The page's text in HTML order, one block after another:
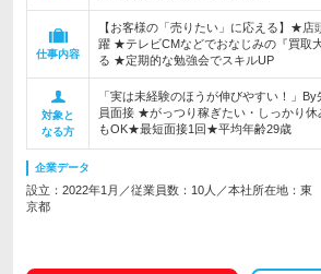
仕事内容
【お客様の「売りたい」に応える】★店
躍 ★テレビCMなどでおなじみの『買取
る ★定期的な勉強会でスキルUP
対象と
なる方
「実は未経験のほうが伸びやすい！」
員面接 ★がっつり稼ぎたい・しっかり
もOK★最短面接1回★平均年齢29歳
企業データ
設立：2022年1月／従業員数：10人／本社所在地：東
京都